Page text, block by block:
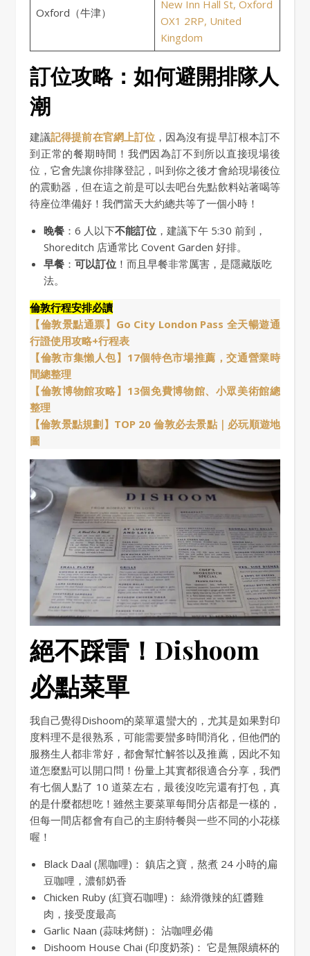
Oxford（牛津）
New Inn Hall St, Oxford
OX1 2RP, United
Kingdom
訂位攻略：如何避開排隊人
潮
建議記得提前在官網上訂位 ，因為沒有提早訂根本訂不
到正常的餐期時間！我們因為訂不到所以直接現場後
位，它會先讓你排隊登記，叫到你之後才會給現場後位
的震動器，但在這之前是可以去吧台先點飲料站著喝等
待座位準備好！我們當天大約總共等了一個小時！
晚餐 ：6 人以下不能訂位 ，建議下午 5:30 前到，
Shoreditch 店通常比 Covent Garden 好排。
早餐 ： 可以訂位 ！而且早餐非常厲害，是隱藏版吃
法。
倫敦行程安排必讀
【倫敦景點通票】Go City London Pass 全天暢遊通
行證使用攻略+行程表
【倫敦市集懶人包】17個特色市場推薦，交通營業時
間總整理
【倫敦博物館攻略】13個免費博物館、小眾美術館總
整理
【倫敦景點規劃】TOP 20 倫敦必去景點｜必玩順遊地
圖
絕不踩雷！Dishoom
必點菜單
我自己覺得Dishoom的菜單還蠻大的，尤其是如果對印
度料理不是很熟系，可能需要蠻多時間消化，但他們的
服務生人都非常好，都會幫忙解答以及推薦，因此不知
道怎麼點可以開口問！份量上其實都很適合分享，我們
有七個人點了 10 道菜左右，最後沒吃完還有打包，真
的是什麼都想吃！雖然主要菜單每間分店都是一樣的，
但每一間店都會有自己的主廚特餐與一些不同的小花樣
喔！
Black Daal (黑咖哩)： 鎮店之寶，熬煮 24 小時的扁
豆咖哩，濃郁奶香
Chicken Ruby (紅寶石咖哩)： 絲滑微辣的紅醬雞
肉，接受度最高
Garlic Naan (蒜味烤餅)： 沾咖哩必備
Dishoom House Chai (印度奶茶)： 它是無限續杯的